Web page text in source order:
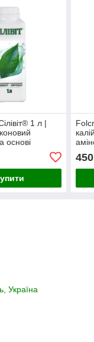
1 л |
основі
ЗЗР та
450
Україна